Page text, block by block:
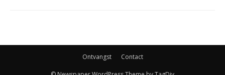
Ontvangst Contact